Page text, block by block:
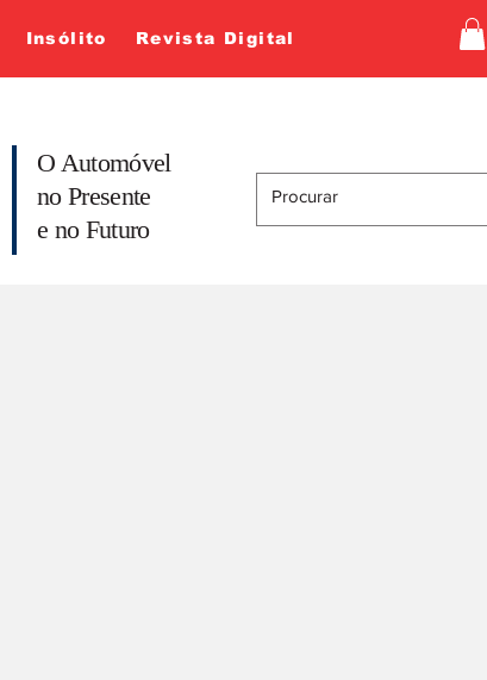
Insólito Revista Digital
O Automóvel
no Presente
e no Futuro